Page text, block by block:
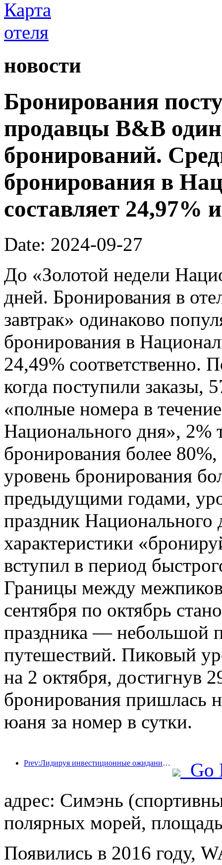
новости
Бронирования
продавцы B&B
бронирований.
бронирования в
составляет 24,97%
Date: 2024-09-27
До «Золотой недели
дней. Бронирования в
завтрак» одинаково
бронирования в
24,49% соответственно.
когда поступили заказы,
«полные номера в
Национального дня», 2%
бронирования более
уровень бронирования
предыдущими годами,
праздник Национального
характеристики
вступил в период
Границы между
сентября по октябрь
праздника — небольшой
путешествий. Пиковый
на 2 октября, достигнув
бронирования пришлась
юаня за номер в сутки.
Prev:Лидируя инвестиционные ожидания существующих отелей! Отель Wanxin Zhige получил награду в номинации «Отличный управленческий бренд существующих отелей».
Go
адрес: Симэнь
полярных морей,
Появились в 2016 году,